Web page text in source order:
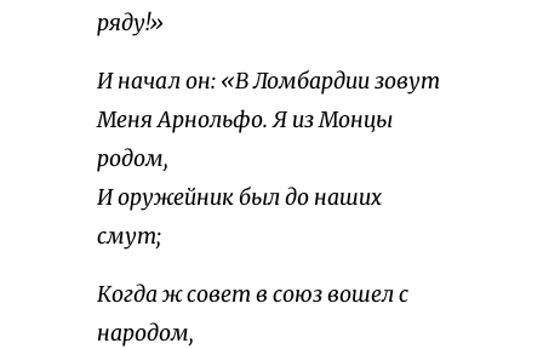
ряду!»
И начал он: «В Ломбардии зовут
Меня Арнольфо. Я из Монцы
родом,
И оружейник был до наших
смут;
Когда ж совет в союз вошел с
народом,